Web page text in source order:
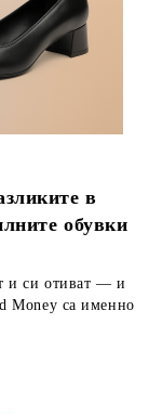
в
обувки
и си отиват — и
Money са именно